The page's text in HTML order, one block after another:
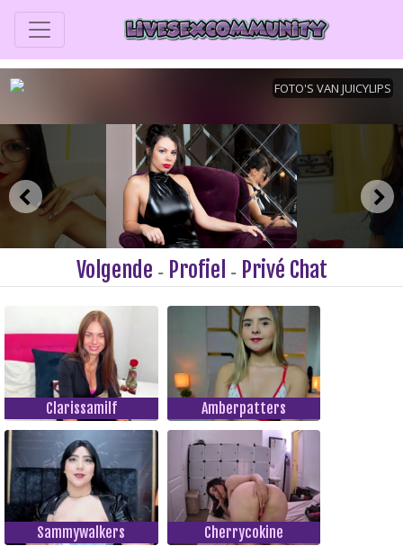
Volgende - Profiel - Privé Chat
Clarissamilf Amberpatters
Sammywalkers Cherrycokine